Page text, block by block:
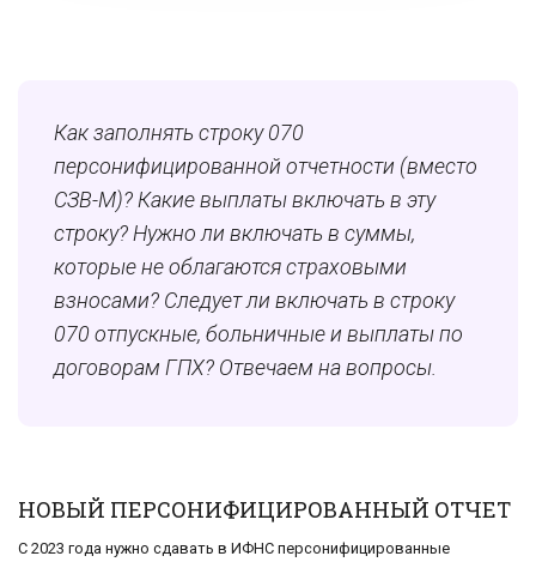
Как заполнять строку 070
персонифицированной отчетности (вместо
СЗВ-М)? Какие выплаты включать в эту
строку? Нужно ли включать в суммы,
которые не облагаются страховыми
взносами? Следует ли включать в строку
070 отпускные, больничные и выплаты по
договорам ГПХ? Отвечаем на вопросы.
НОВЫЙ ПЕРСОНИФИЦИРОВАННЫЙ ОТЧЕТ
С 2023 года нужно сдавать в ИФНС персонифицированные